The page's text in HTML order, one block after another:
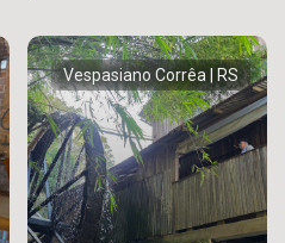
sushi
Vespasiano Corrêa | RS